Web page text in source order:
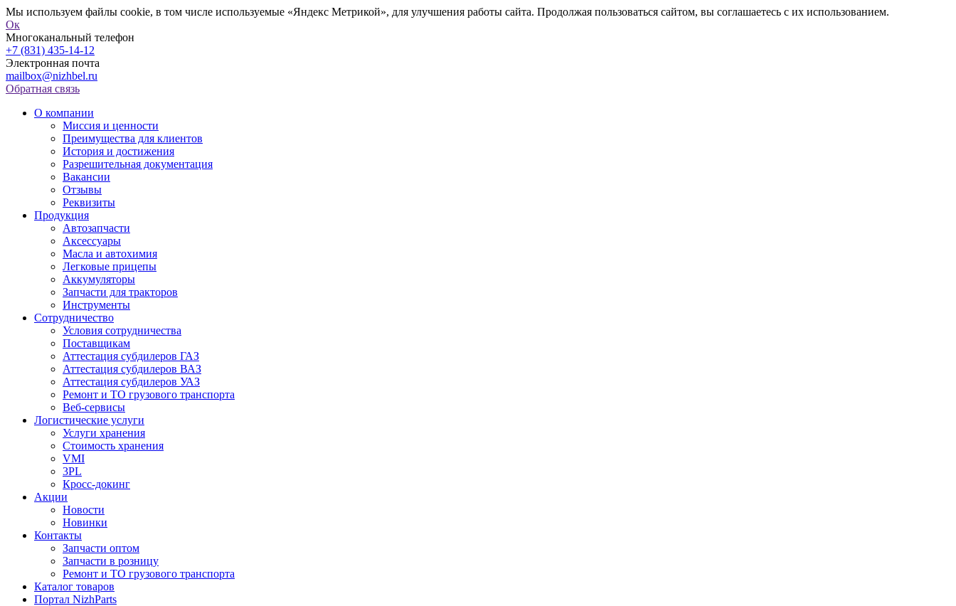
Мы используем файлы cookie, в том числе используемые «Яндекс Метрикой», для улучшения работы сайта. Продолжая пользоваться сайтом, вы соглашаетесь с их использованием.
Ок
Многоканальный телефон
+7 (831) 435-14-12
Электронная почта
mailbox@nizhbel.ru
Обратная связь
О компании
Миссия и ценности
Преимущества для клиентов
История и достижения
Разрешительная документация
Вакансии
Отзывы
Реквизиты
Продукция
Автозапчасти
Аксессуары
Масла и автохимия
Легковые прицепы
Аккумуляторы
Запчасти для тракторов
Инструменты
Сотрудничество
Условия сотрудничества
Поставщикам
Аттестация субдилеров ГАЗ
Аттестация субдилеров ВАЗ
Аттестация субдилеров УАЗ
Ремонт и ТО грузового транспорта
Веб-сервисы
Логистические услуги
Услуги хранения
Стоимость хранения
VMI
3PL
Кросс-докинг
Акции
Новости
Новинки
Контакты
Запчасти оптом
Запчасти в розницу
Ремонт и ТО грузового транспорта
Каталог товаров
Портал NizhParts